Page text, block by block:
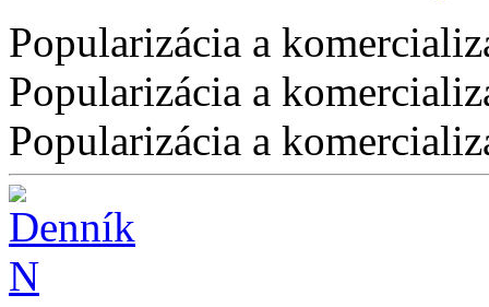
Popularizácia a
Popularizácia a
Popularizácia a